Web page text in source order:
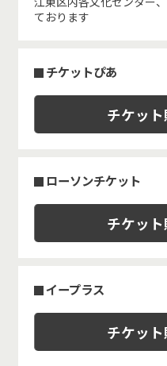
ております
チケットぴあ
チケッ
ローソンチケット
チケッ
イープラス
チケッ